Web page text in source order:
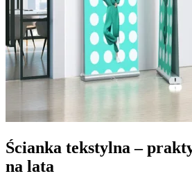
Ścianka tekstylna –
na lata